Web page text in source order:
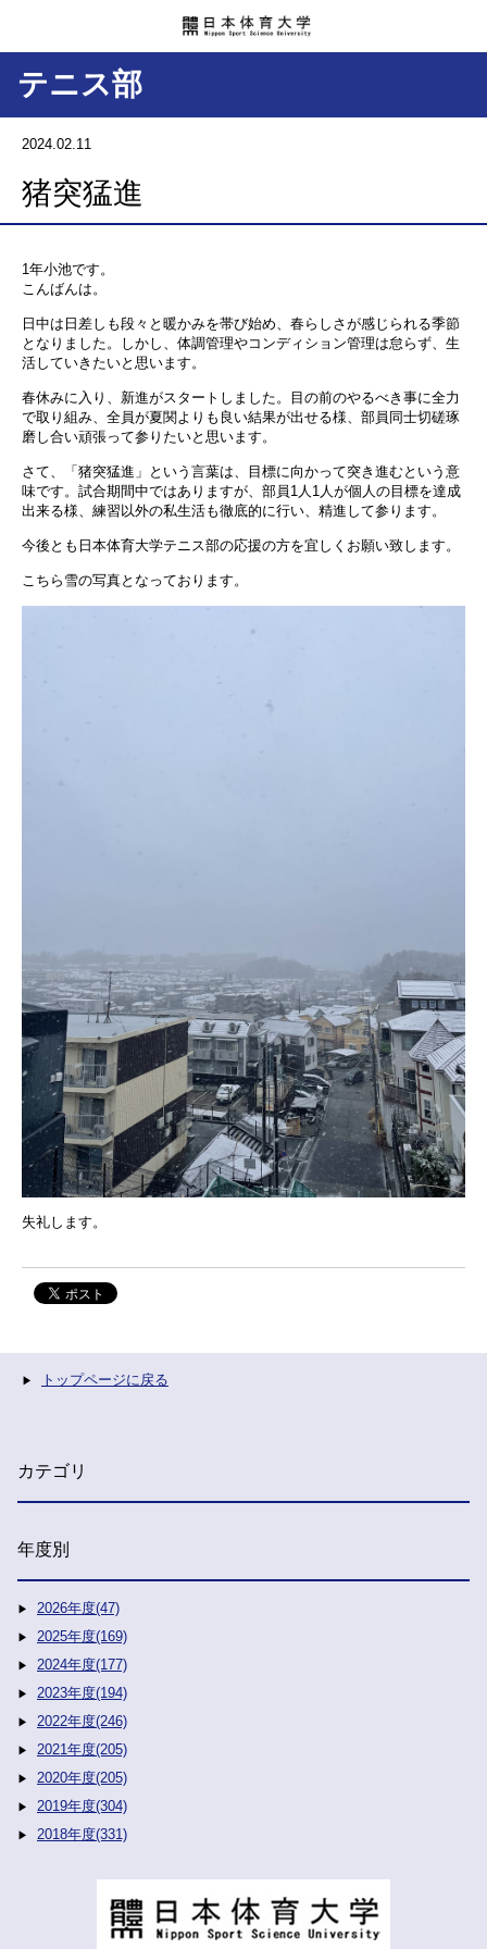
テニス部
2024.02.11
猪突猛進
1年小池です。
こんばんは。
日中は日差しも段々と暖かみを帯び始め、春らしさが感じられる季節
となりました。しかし、体調管理やコンディション管理は怠らず、生
活していきたいと思います。
春休みに入り、新進がスタートしました。目の前のやるべき事に全力
で取り組み、全員が夏関よりも良い結果が出せる様、部員同士切磋琢
磨し合い頑張って参りたいと思います。
さて、「猪突猛進」という言葉は、目標に向かって突き進むという意
味です。試合期間中ではありますが、部員1人1人が個人の目標を達成
出来る様、練習以外の私生活も徹底的に行い、精進して参ります。
今後とも日本体育大学テニス部の応援の方を宜しくお願い致します。
こちら雪の写真となっております。
失礼します。
トップページに戻る
カテゴリ
年度別
2026年度(47)
2025年度(169)
2024年度(177)
2023年度(194)
2022年度(246)
2021年度(205)
2020年度(205)
2019年度(304)
2018年度(331)